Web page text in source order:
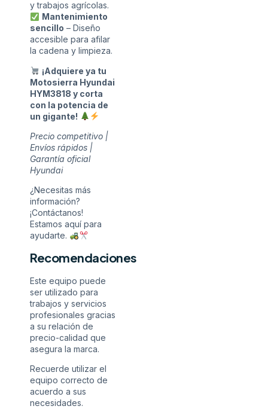
y trabajos agrícolas.
Mantenimiento
sencillo – Diseño
accesible para afilar
la cadena y limpieza.
¡Adquiere ya tu
Motosierra Hyundai
HYM3818 y corta
con la potencia de
un gigante!
Precio competitivo |
Envíos rápidos |
Garantía oficial
Hyundai
¿Necesitas más
información?
¡Contáctanos!
Estamos aquí para
ayudarte.
Recomendaciones
Este equipo puede
ser utilizado para
trabajos y servicios
profesionales gracias
a su relación de
precio-calidad que
asegura la marca.
Recuerde utilizar el
equipo correcto de
acuerdo a sus
necesidades.